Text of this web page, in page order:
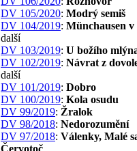
DV 105/2020: Modrý semiš
DV 104/2019: Münchausen
další
DV 103/2019: U božího
DV 102/2019: Návrat z
další
DV 101/2019: Dobro
DV 100/2019: Kola osudu
DV 99/2019: Žralok
DV 98/2018: Nedorozumění
DV 97/2018: Válenky, Malé
Červotoč